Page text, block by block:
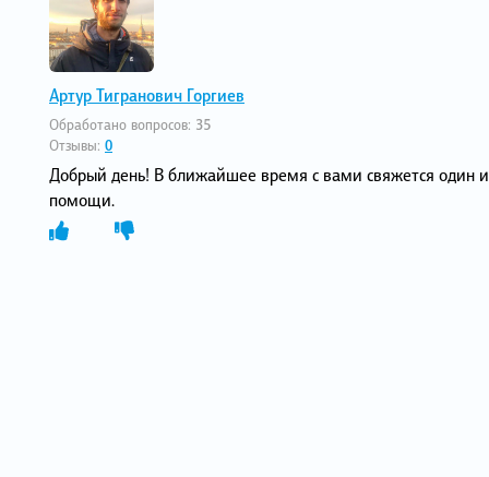
Артур Тигранович Горгиев
Обработано вопросов: 35
Отзывы: 0
Добрый день! В ближайшее время с вами свяжется один
помощи.